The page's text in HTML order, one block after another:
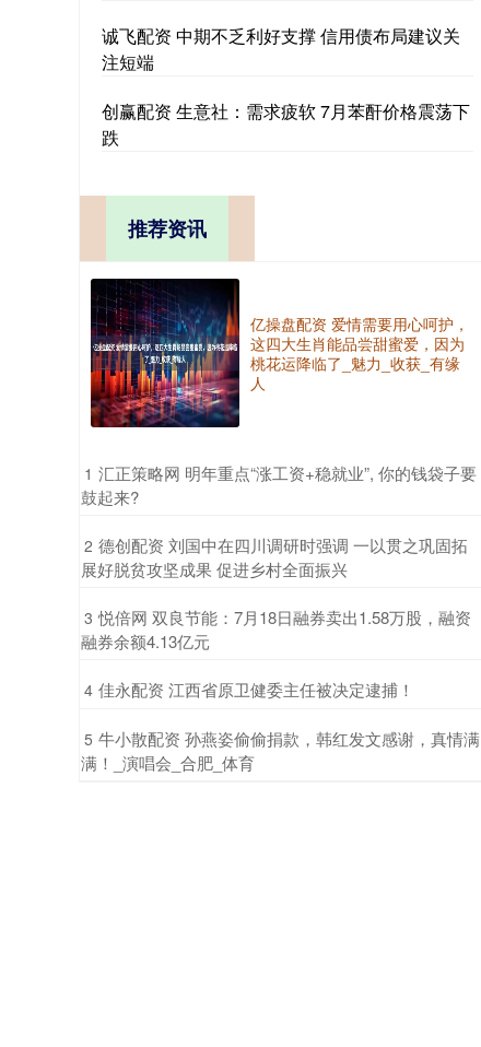
诚飞配资 中期不乏利好支撑 信用债布局建议关
注短端
创赢配资 生意社：需求疲软 7月苯酐价格震荡下
跌
推荐资讯
亿操盘配资 爱情需要用心呵护，
这四大生肖能品尝甜蜜爱，因为
桃花运降临了_魅力_收获_有缘
人
1 ​汇正策略网 明年重点“涨工资+稳就业”, 你的钱袋子要
鼓起来?
2 ​德创配资 刘国中在四川调研时强调 一以贯之巩固拓
展好脱贫攻坚成果 促进乡村全面振兴
3 ​悦倍网 双良节能：7月18日融券卖出1.58万股，融资
融券余额4.13亿元
4 ​佳永配资 江西省原卫健委主任被决定逮捕！
5 ​牛小散配资 孙燕姿偷偷捐款，韩红发文感谢，真情满
满！_演唱会_合肥_体育